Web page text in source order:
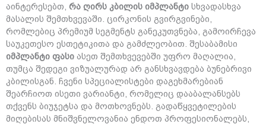
აინტერესებთ, რა ღირს კბილის იმპლანტი სხვადასხვა
მასალის შემთხვევაში. ცირკონის გვირგვინები,
რომლებიც პრემიუმ სეგმენტს განეკუთვნება, გამოირჩევა
საუკეთესო ესთეტიკითა და გამძლეობით. შესაბამისი
იმპლანტი ფასი ასეთ შემთხვევებში უფრო მაღალია,
თუმცა შედეგი ვიზუალურად არ განსხვავდება ბუნებრივი
კბილისგან. ჩვენი სპეციალისტები დაგეხმარებიან
შეარჩიოთ ისეთი ვარიანტი, რომელიც დააბალანსებს
თქვენს ბიუჯეტსა და მოთხოვნებს. გადაწყვეტილების
მიღებისას მნიშვნელოვანია ენდოთ პროფესიონალებს,